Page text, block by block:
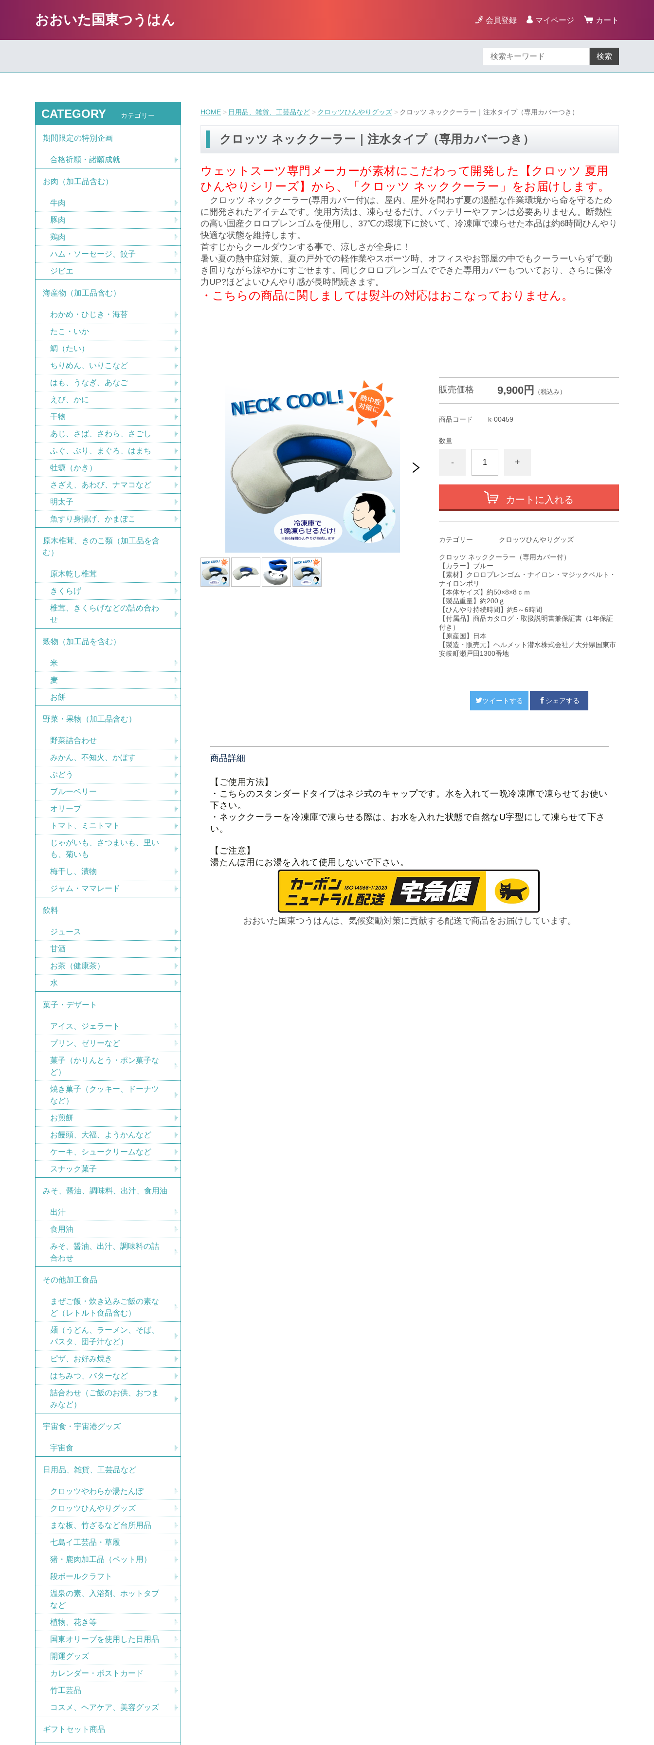
おおいた国東つうはん 会員登録 マイページ カート
検索
HOME 日用品、雑貨、工芸品など クロッツひんやりグッズ クロッツ ネッククーラー｜注水タイプ（専用カバーつき）
クロッツ ネッククーラー｜注水タイプ（専用カバーつき）
ウェットスーツ専門メーカーが素材にこだわって開発した【クロッツ 夏用
ひんやりシリーズ】から、「クロッツ ネッククーラー」をお届けします。
クロッツ ネッククーラー(専用カバー付)は、屋内、屋外を問わず夏の過酷な作業環境から命を守るため
に開発されたアイテムです。使用方法は、凍らせるだけ。バッテリーやファンは必要ありません。断熱性
の高い国産クロロプレンゴムを使用し、37℃の環境下に於いて、冷凍庫で凍らせた本品は約6時間ひんやり
快適な状態を維持します。
首すじからクールダウンする事で、涼しさが全身に！
暑い夏の熱中症対策、夏の戸外での軽作業やスポーツ時、オフィスやお部屋の中でもクーラーいらずで動
き回りながら涼やかにすごせます。同じクロロプレンゴムでできた専用カバーもついており、さらに保冷
力UP?ほどよいひんやり感が長時間続きます。
・こちらの商品に関しましては熨斗の対応はおこなっておりません。
販売価格 9,900円 （税込み）
商品コード k-00459
数量
- +
カートに入れる
カテゴリー クロッツひんやりグッズ
クロッツ ネッククーラー（専用カバー付）
【カラー】ブルー
【素材】クロロプレンゴム・ナイロン・マジックベルト・
ナイロンポリ
【本体サイズ】約50×8×8ｃｍ
【製品重量】約200ｇ
【ひんやり持続時間】約5～6時間
【付属品】商品カタログ・取扱説明書兼保証書（1年保証
付き）
【原産国】日本
【製造・販売元】ヘルメット潜水株式会社／大分県国東市
安岐町瀬戸田1300番地
ツイートする シェアする
商品詳細
【ご使用方法】
・こちらのスタンダードタイプはネジ式のキャップです。水を入れて一晩冷凍庫で凍らせてお使い
下さい。
・ネッククーラーを冷凍庫で凍らせる際は、お水を入れた状態で自然なU字型にして凍らせて下さ
い。
【ご注意】
湯たんぽ用にお湯を入れて使用しないで下さい。
おおいた国東つうはんは、気候変動対策に貢献する配送で商品をお届けしています。
CATEGORY カテゴリー
期間限定の特別企画
合格祈願・諸願成就
お肉（加工品含む）
牛肉
豚肉
鶏肉
ハム・ソーセージ、餃子
ジビエ
海産物（加工品含む）
わかめ・ひじき・海苔
たこ・いか
鯛（たい）
ちりめん、いりこなど
はも、うなぎ、あなご
えび、かに
干物
あじ、さば、さわら、さごし
ふぐ、ぶり、まぐろ、はまち
牡蠣（かき）
さざえ、あわび、ナマコなど
明太子
魚すり身揚げ、かまぼこ
原木椎茸、きのこ類（加工品を含
む）
原木乾し椎茸
きくらげ
椎茸、きくらげなどの詰め合わ
せ
穀物（加工品を含む）
米
麦
お餅
野菜・果物（加工品含む）
野菜詰合わせ
みかん、不知火、かぼす
ぶどう
ブルーベリー
オリーブ
トマト、ミニトマト
じゃがいも、さつまいも、里い
も、菊いも
梅干し、漬物
ジャム・ママレード
飲料
ジュース
甘酒
お茶（健康茶）
水
菓子・デザート
アイス、ジェラート
プリン、ゼリーなど
菓子（かりんとう・ポン菓子な
ど）
焼き菓子（クッキー、ドーナツ
など）
お煎餅
お饅頭、大福、ようかんなど
ケーキ、シュークリームなど
スナック菓子
みそ、醤油、調味料、出汁、食用油
出汁
食用油
みそ、醤油、出汁、調味料の詰
合わせ
その他加工食品
まぜご飯・炊き込みご飯の素な
ど（レトルト食品含む）
麺（うどん、ラーメン、そば、
パスタ、団子汁など）
ピザ、お好み焼き
はちみつ、バターなど
詰合わせ（ご飯のお供、おつま
みなど）
宇宙食・宇宙港グッズ
宇宙食
日用品、雑貨、工芸品など
クロッツやわらか湯たんぽ
クロッツひんやりグッズ
まな板、竹ざるなど台所用品
七島イ工芸品・草履
猪・鹿肉加工品（ペット用）
段ボールクラフト
温泉の素、入浴剤、ホットタブ
など
植物、花き等
国東オリーブを使用した日用品
開運グッズ
カレンダー・ポストカード
竹工芸品
コスメ、ヘアケア、美容グッズ
ギフトセット商品